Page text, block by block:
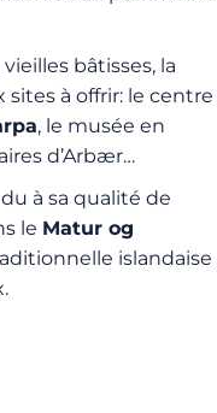
bâtisses, la
à offrir: le centre
, le musée en
d’Arbær…
à sa qualité de
le Matur og
islandaise